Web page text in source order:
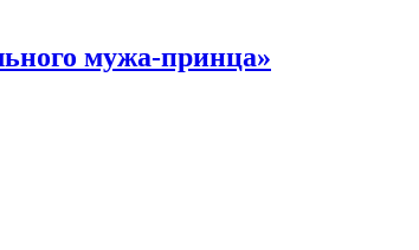
мужа-принца»